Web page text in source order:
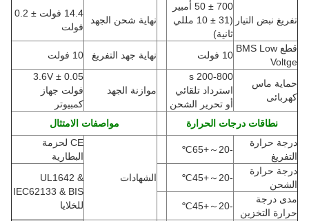
تفريغ نبض التيار
700 ± 50 أمبير
(
31 ± 10 مللي
ثانية)
نهاية شحن الجهد
14.4 فولت ± 0.2
فولت
قطع BMS Low
Voltge
10 فولت نهاية جهد التفريغ 10 فولت
حماية ماس
كهربائى
200-800 s
استرداد تلقائي
أو تحرير الشحن
موازنة الجهد
3.6V ± 0.05
فولت جهاز
كمبيوتر
نطاقات درجات الحرارة
مواصفات الامتثال
درجة حرارة
التفريغ
-20
～
+65
℃
الشهادات
CE لحزمة
البطارية
درجة حرارة
الشحن
-20
～
+45
℃
UL1642 &
IEC62133 & BIS
للخلايا
مدى درجة
حرارة التخزين
-20
～
+45
℃